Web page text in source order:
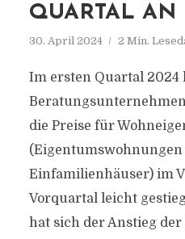
QUARTAL AN
30. April 2024 2 Min.
Im ersten Quartal 2024
Beratungsunternehmen
die Preise für
Einfamilienhäuser) im
Vorquartal leicht
hat sich der Anstieg